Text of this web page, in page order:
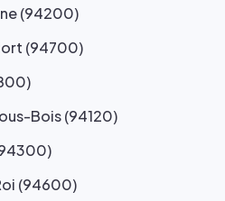
(94200)
(94700)
Bois (94120)
(94600)